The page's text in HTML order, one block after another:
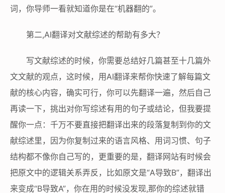
词，你导师一看就知道你是在“机器翻的”。
第二,AI翻译对文献综述的帮助有多大？
写文献综述的时候，你需要总结好几篇甚至十几篇外
文文献的观点，这时候，用AI翻译来帮你快速了解每篇文
献的核心内容，确实可行，你可以先翻译一遍，然后自己
再读一下，挑出对你写综述有用的句子或结论，但我要提
醒你一点：千万不要直接把翻译出来的段落复制到你的文
献综述里，因为你复制过来的语言风格、用词习惯、句子
结构都不像你自己写的，更重要的是，翻译网站有时候会
把原文中的逻辑关系弄反，比如原文是“A导致B”，翻译出
来变成“B导致A”，你在用的时候没发现,那你的综述就错